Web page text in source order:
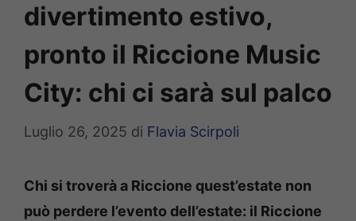
divertimento estivo,
pronto il Riccione Music
City: chi ci sarà sul palco
Luglio 26, 2025 di Flavia Scirpoli
Chi si troverà a Riccione quest’estate non
può perdere l’evento dell’estate: il Riccione